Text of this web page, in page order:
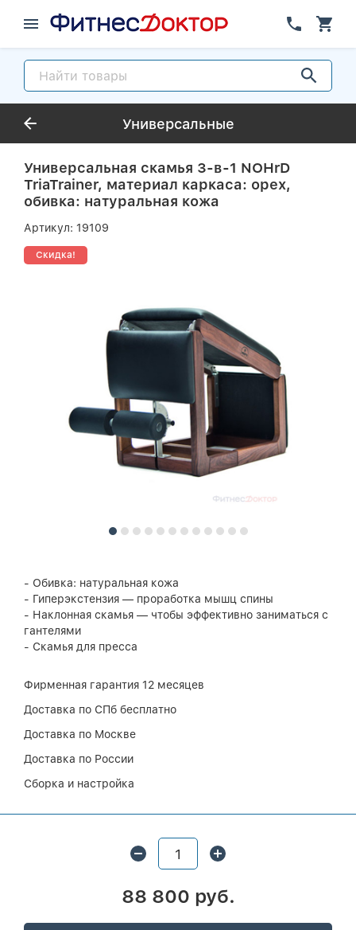
Универсальные
Универсальная скамья 3-в-1 NOHrD
TriaTrainer, материал каркаса: орех,
обивка: натуральная кожа
Артикул: 19109
Скидка!
- Обивка: натуральная кожа
- Гиперэкстензия — проработка мышц спины
- Наклонная скамья — чтобы эффективно заниматься с
гантелями
- Скамья для пресса
Фирменная гарантия 12 месяцев
Доставка по СПб бесплатно
Доставка по Москве
Доставка по России
Сборка и настройка
88 800 руб.